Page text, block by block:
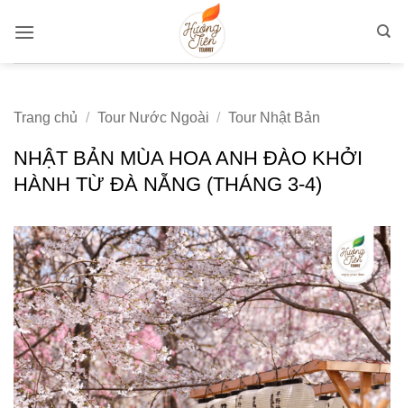
qua
Trang chủ / Tour Nước Ngoài / Tour Nhật Bản
NHẬT BẢN MÙA HOA ANH ĐÀO KHỞI
HÀNH TỪ ĐÀ NẴNG (THÁNG 3-4)